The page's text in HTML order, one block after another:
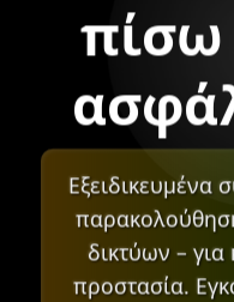
πίσω
Εξειδικευμένα
δικτύων –
προστασία.